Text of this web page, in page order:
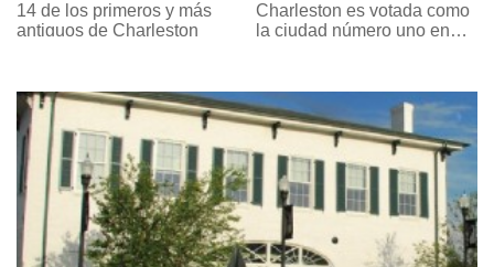
14 de los primeros y más
antiguos de Charleston
Charleston es votada como
la ciudad número uno en